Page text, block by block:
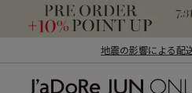
地震の影響による配